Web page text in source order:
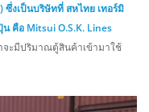
ซึ่งเป็นบริษัทที่ สหไทย เทอร์มิ
คือ Mitsui O.S.K. Lines
ะมีปริมาณตู้สินค้าเข้ามาใช้